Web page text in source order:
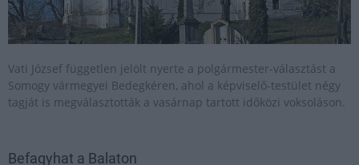
Vati József független jelölt nyerte a polgármester-választást a
Somogy vármegyei Bedegkéren, ahol a képviselő-testület négy
tagját is megválasztották a vasárnap tartott időközi voksoláson.
Befagyhat a Balaton